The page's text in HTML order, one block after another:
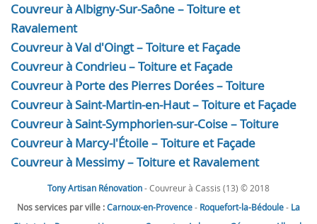
Couvreur à Albigny-Sur-Saône – Toiture et
Ravalement
Couvreur à Val d'Oingt – Toiture et Façade
Couvreur à Condrieu – Toiture et Façade
Couvreur à Porte des Pierres Dorées – Toiture
Couvreur à Saint-Martin-en-Haut – Toiture et Façade
Couvreur à Saint-Symphorien-sur-Coise – Toiture
Couvreur à Marcy-l'Étoile – Toiture et Façade
Couvreur à Messimy – Toiture et Ravalement
Tony Artisan Rénovation- Couvreur à Cassis (13) © 2018
Nos services par ville :Carnoux-en-Provence- Roquefort-la-Bédoule- La